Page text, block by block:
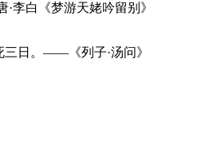
李白《梦游天姥吟留别》
三日。——《列子·汤问》